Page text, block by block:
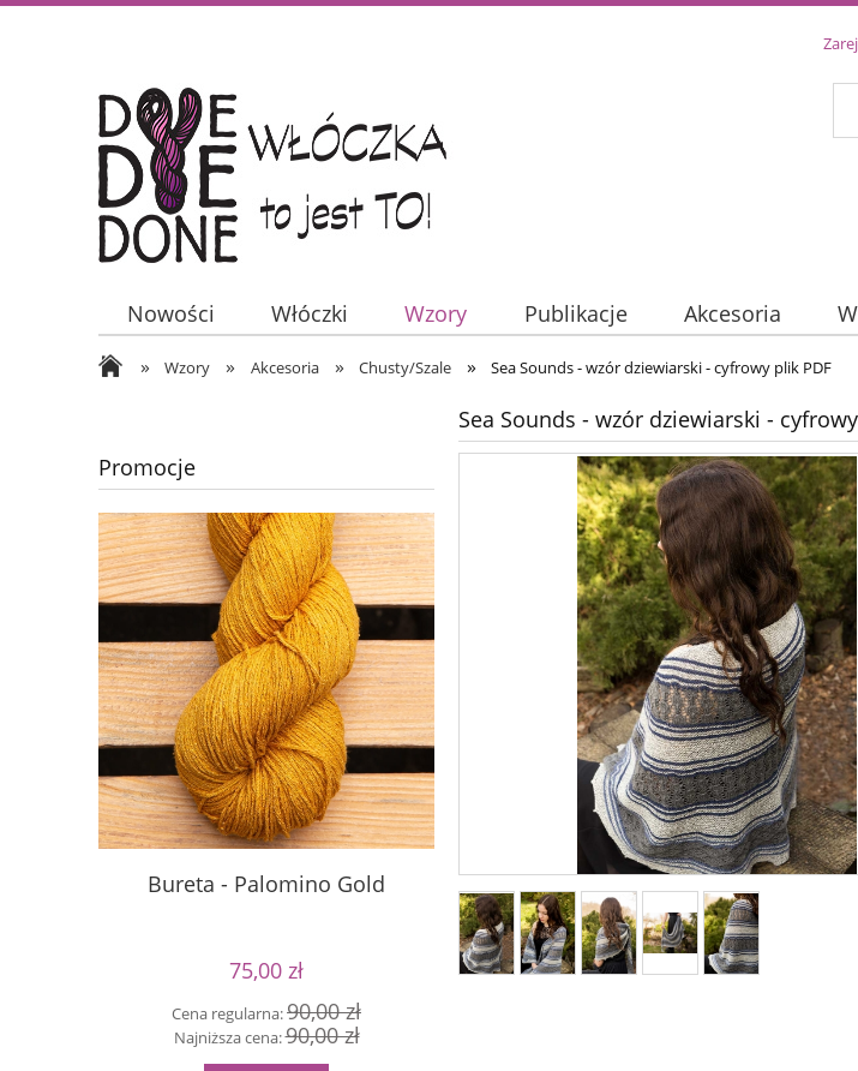
Nowości Włóczki Wzory Publikacje Akcesoria
» Wzory » Akcesoria » Chusty/Szale » Sea Sounds - wzór dziewiarski - cyfrowy plik PDF
Promocje
Bureta - Palomino Gold
75,00 zł
Cena regularna:90,00 zł
Najniższa cena:90,00 zł
Bureta - Perfect Powder
Sea Sounds - wzór dziewiarski -